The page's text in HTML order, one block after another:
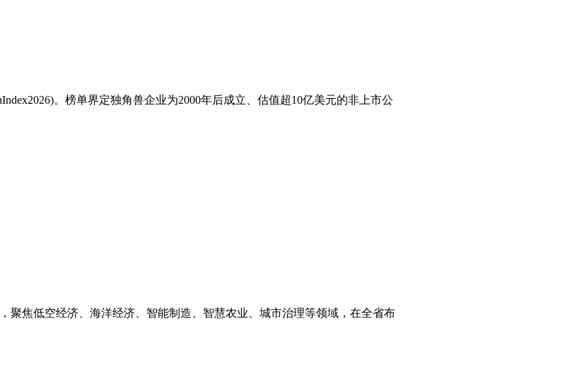
。榜单界定独角兽企业为2000年后成立、估值超10亿美元的非上市公
聚焦低空经济、海洋经济、智能制造、智慧农业、城市治理等领域，在全省布